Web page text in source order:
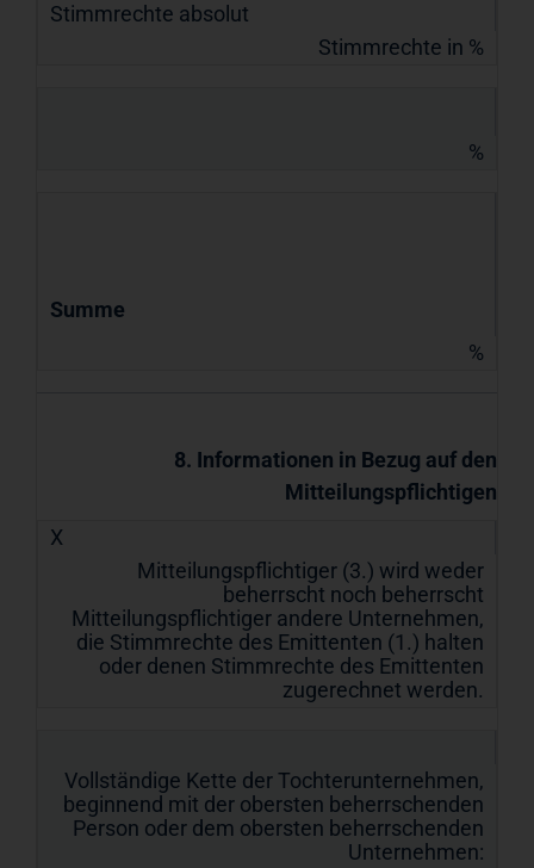
Stimmrechte absolut
Stimmrechte in %
%
Summe
%
8. Informationen in Bezug auf den
Mitteilungspflichtigen
X
Mitteilungspflichtiger (3.) wird weder
beherrscht noch beherrscht
Mitteilungspflichtiger andere Unternehmen,
die Stimmrechte des Emittenten (1.) halten
oder denen Stimmrechte des Emittenten
zugerechnet werden.
Vollständige Kette der Tochterunternehmen,
beginnend mit der obersten beherrschenden
Person oder dem obersten beherrschenden
Unternehmen: